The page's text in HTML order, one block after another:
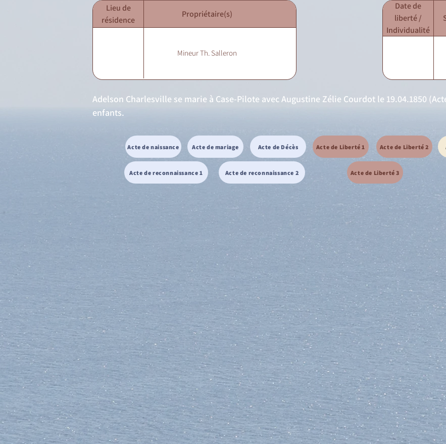
Lieu de
résidence
Propriétaire(s)
Mineur Th. Salleron
Date de
liberté /
Individualité
Adelson Charlesville se marie à Case-Pilote avec Augustine Zélie Courdot le 19.04.1850
enfants.
Acte de naissance Acte de mariage Acte de Décès
Acte de reconnaissance 1 Acte de reconnaissance 2
Acte de Liberté 1 Acte de Liberté 2
Acte de Liberté 3